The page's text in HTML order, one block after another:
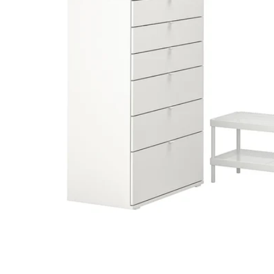
Image zoomed out, normal view